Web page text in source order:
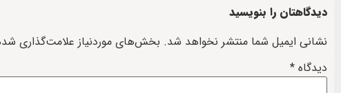
دیدگاهتان را بنویسید
نشانی ایمیل شما منتشر نخواهد شد. بخش‌های موردنیاز علامت‌گذاری
دیدگاه *